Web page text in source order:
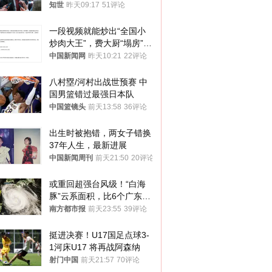
知世 昨天09:17 51评论
一段视频就能炒出“全国小
炒肉大王”，费大厨“塌房”了
吗？
中国新闻网 昨天10:21 22评论
八村塁/河村出战世预赛 中
国男篮错过最强日本队
中国篮镜头 前天13:58 36评论
出生时被抱错，两女子错换
37年人生，最新进展
中国新闻周刊 前天21:50 20评论
或重回超强台风级！“白海
豚”云系面积，比6个广东还
大！深圳官方：注意这件事
南方都市报 前天23:55 39评论
挺进决赛！U17国足点球3-
1河床U17 将再战阿森纳
射门中国 前天21:57 70评论